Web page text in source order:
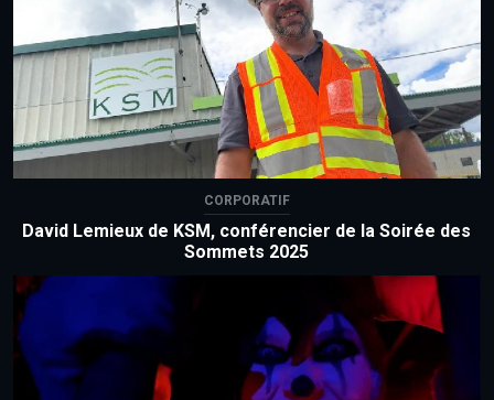
CORPORATIF
David Lemieux de KSM, conférencier de la Soirée des
Sommets 2025